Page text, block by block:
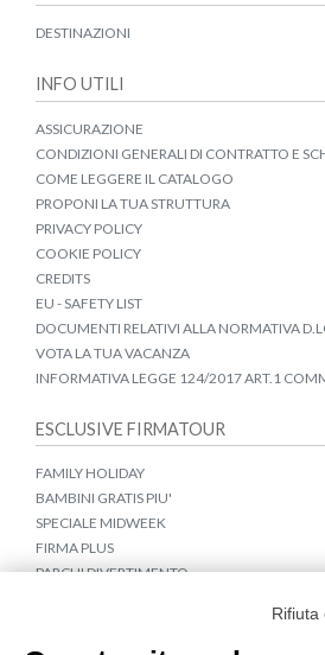
DESTINAZIONI
INFO UTILI
ASSICURAZIONE
CONDIZIONI GENERALI DI CONTRATTO E
COME LEGGERE IL CATALOGO
PROPONI LA TUA STRUTTURA
PRIVACY POLICY
COOKIE POLICY
CREDITS
EU - SAFETY LIST
DOCUMENTI RELATIVI ALLA NORMATIVA
VOTA LA TUA VACANZA
INFORMATIVA LEGGE 124/2017 ART.1
ESCLUSIVE FIRMATOUR
FAMILY HOLIDAY
BAMBINI GRATIS PIU'
SPECIALE MIDWEEK
FIRMA PLUS
PARCHI DIVERTIMENTO
TRAGHETTI PER LA CROAZIA
Rifiuta